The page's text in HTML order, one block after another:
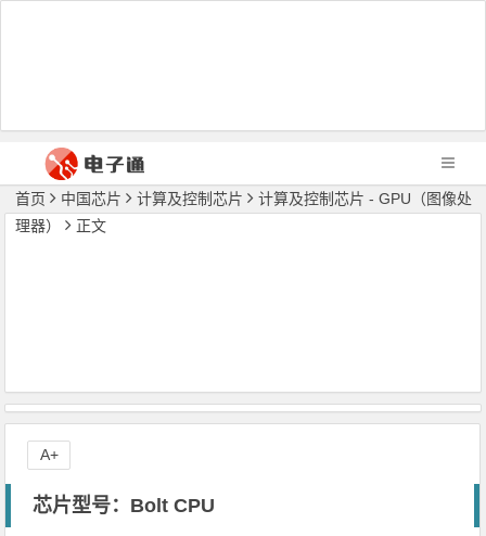
首页 中国芯片 计算及控制芯片
计算及控制芯片 - GPU（图像处
理器）
正文
芯片型号：Bolt CPU
A+